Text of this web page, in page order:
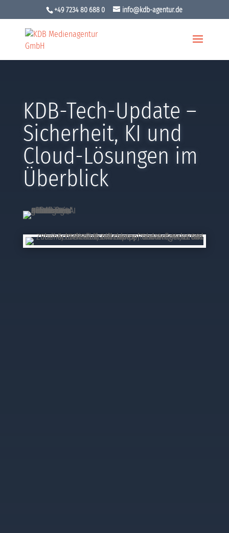
+49 7234 80 688 0 info@kdb-agentur.de
KDB-Tech-Update –
Sicherheit, KI und
Cloud-Lösungen im
Überblick